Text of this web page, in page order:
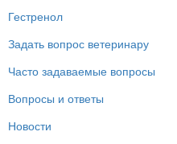
Гестренол
Задать вопрос ветеринару
Часто задаваемые вопросы
Вопросы и ответы
Новости